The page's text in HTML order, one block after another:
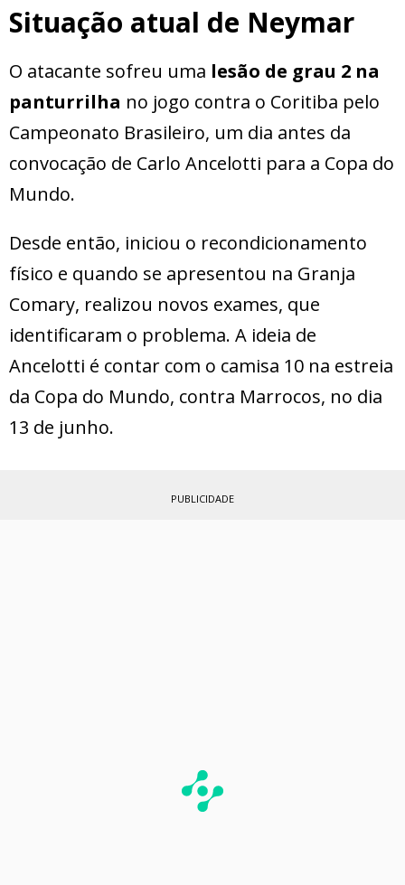
Situação atual de Neymar
O atacante sofreu uma lesão de grau 2 na
panturrilha no jogo contra o Coritiba pelo
Campeonato Brasileiro, um dia antes da
convocação de Carlo Ancelotti para a Copa do
Mundo.
Desde então, iniciou o recondicionamento
físico e quando se apresentou na Granja
Comary, realizou novos exames, que
identificaram o problema. A ideia de
Ancelotti é contar com o camisa 10 na estreia
da Copa do Mundo, contra Marrocos, no dia
13 de junho.
PUBLICIDADE